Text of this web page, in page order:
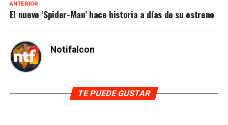
ANTERIOR
El nuevo ‘Spider-Man’ hace historia a días de su estreno
Notifalcon
TE PUEDE GUSTAR